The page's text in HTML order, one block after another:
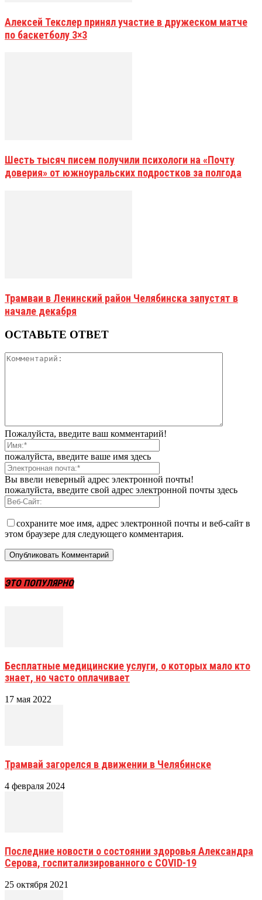
Алексей Текслер принял участие в дружеском матче
по баскетболу 3×3
Шесть тысяч писем получили психологи на «Почту
доверия» от южноуральских подростков за полгода
Трамваи в Ленинский район Челябинска запустят в
начале декабря
ОСТАВЬТЕ ОТВЕТ
Пожалуйста, введите ваш комментарий!
пожалуйста, введите ваше имя здесь
Вы ввели неверный адрес электронной почты!
пожалуйста, введите свой адрес электронной почты здесь
сохраните мое имя, адрес электронной почты и веб-сайт в
этом браузере для следующего комментария.
ЭТО ПОПУЛЯРНО
Бесплатные медицинские услуги, о которых мало кто
знает, но часто оплачивает
17 мая 2022
Трамвай загорелся в движении в Челябинске
4 февраля 2024
Последние новости о состоянии здоровья Александра
Серова, госпитализированного с COVID-19
25 октября 2021